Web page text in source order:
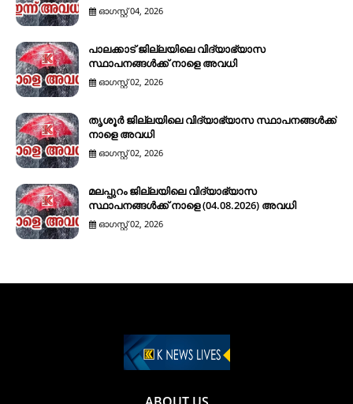
ഓഗസ്റ്റ് 04, 2026
പാലക്കാട് ജില്ലയിലെ വിദ്യാഭ്യാസ
സ്ഥാപനങ്ങൾക്ക് നാളെ അവധി
ഓഗസ്റ്റ് 02, 2026
തൃശൂർ ജില്ലയിലെ വിദ്യാഭ്യാസ സ്ഥാപനങ്ങൾക്ക്
നാളെ അവധി
ഓഗസ്റ്റ് 02, 2026
മലപ്പുറം ജില്ലയിലെ വിദ്യാഭ്യാസ
സ്ഥാപനങ്ങൾക്ക് നാളെ (04.08.2026) അവധി
ഓഗസ്റ്റ് 02, 2026